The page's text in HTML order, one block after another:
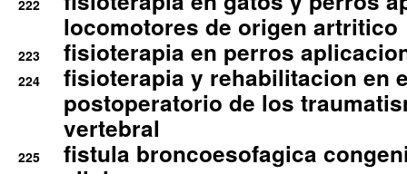
222
locomotores de origen artritico
223 fisioterapia en perros
224
fisioterapia y rehabilitacion en
postoperatorio de los
vertebral
225
fistula broncoesofagica